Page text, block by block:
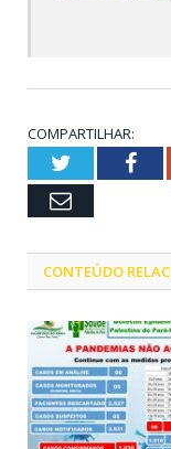
COMPARTILHAR:
Twitter
Email
CONTEÚDO